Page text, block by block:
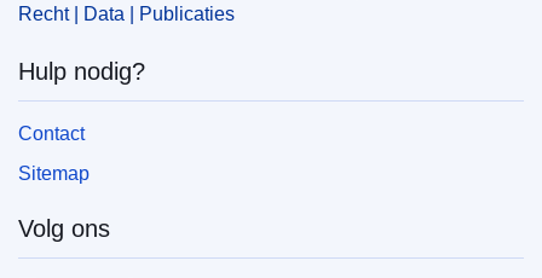
Recht | Data | Publicaties
Hulp nodig?
Contact
Sitemap
Volg ons